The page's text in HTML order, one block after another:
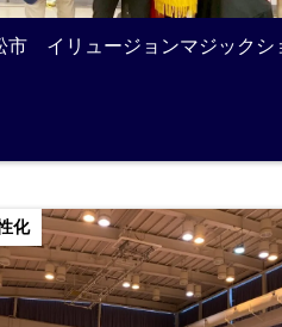
市 イリュージョンマジックシ
化